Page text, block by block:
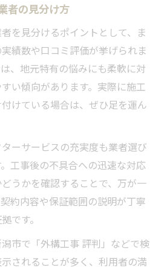
窓口やサポートの選び方
した外構工事保障の重要性
強い外構工事の保障ポイント
雨に強い設計の選び方
た外構工事の素材選定のコツ
性を高める保障内容
構工事業者のメリットとは
ア実現に必要な外構工事知識
える理想のエクステリア設計
ン作成時の重要ポイント
インと機能性のバランス
気のエクステリアアイデア
知っておきたい基礎知識
者の見分け方
を見分けるポイントとして、ま
績数や口コミ評価が挙げられま
、地元特有の悩みにも柔軟に対
い傾向があります。実際に施工
けている場合は、ぜひ足を運ん
ーサービスの充実度も業者選び
工事後の不具合への迅速な対応
うかを確認することで、万が一
約内容や保証範囲の説明が丁寧
です。
市で「外構工事 評判」などで検
されることが多く、利用者の満